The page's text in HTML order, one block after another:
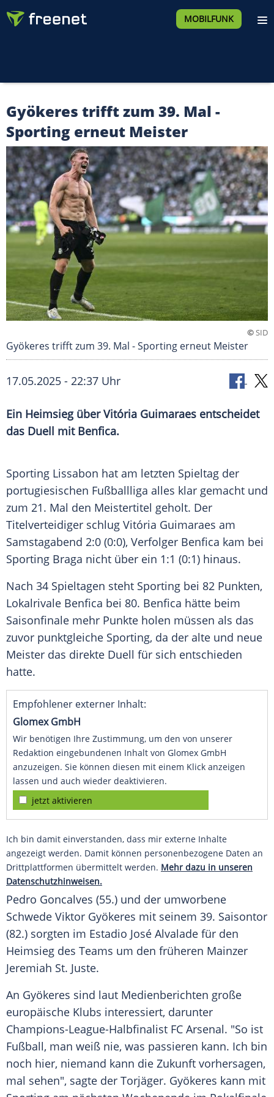
MOBILFUNK
Gyökeres trifft zum 39. Mal -
Sporting erneut Meister
©SID
Gyökeres trifft zum 39. Mal - Sporting erneut Meister
17.05.2025 - 22:37 Uhr
Ein Heimsieg über Vitória Guimaraes entscheidet
das Duell mit Benfica.
Sporting Lissabon hat am letzten Spieltag der
portugiesischen Fußballliga alles klar gemacht und
zum 21. Mal den Meistertitel geholt. Der
Titelverteidiger schlug Vitória Guimaraes am
Samstagabend 2:0 (0:0), Verfolger Benfica kam bei
Sporting Braga nicht über ein 1:1 (0:1) hinaus.
Nach 34 Spieltagen steht Sporting bei 82 Punkten,
Lokalrivale Benfica bei 80. Benfica hätte beim
Saisonfinale mehr Punkte holen müssen als das
zuvor punktgleiche Sporting, da der alte und neue
Meister das direkte Duell für sich entschieden
hatte.
Empfohlener externer Inhalt:
Glomex GmbH
Wir benötigen Ihre Zustimmung, um den von unserer
Redaktion eingebundenen Inhalt von Glomex GmbH
anzuzeigen. Sie können diesen mit einem Klick anzeigen
lassen und auch wieder deaktivieren.
jetzt aktivieren
Ich bin damit einverstanden, dass mir externe Inhalte
angezeigt werden. Damit können personenbezogene Daten an
Drittplattformen übermittelt werden. Mehr dazu in unseren
Datenschutzhinweisen.
Pedro Goncalves (55.) und der umworbene
Schwede Viktor Gyökeres mit seinem 39. Saisontor
(82.) sorgten im Estadio José Alvalade für den
Heimsieg des Teams um den früheren Mainzer
Jeremiah St. Juste.
An Gyökeres sind laut Medienberichten große
europäische Klubs interessiert, darunter
Champions-League-Halbfinalist FC Arsenal. "So ist
Fußball, man weiß nie, was passieren kann. Ich bin
noch hier, niemand kann die Zukunft vorhersagen,
mal sehen", sagte der Torjäger. Gyökeres kann mit